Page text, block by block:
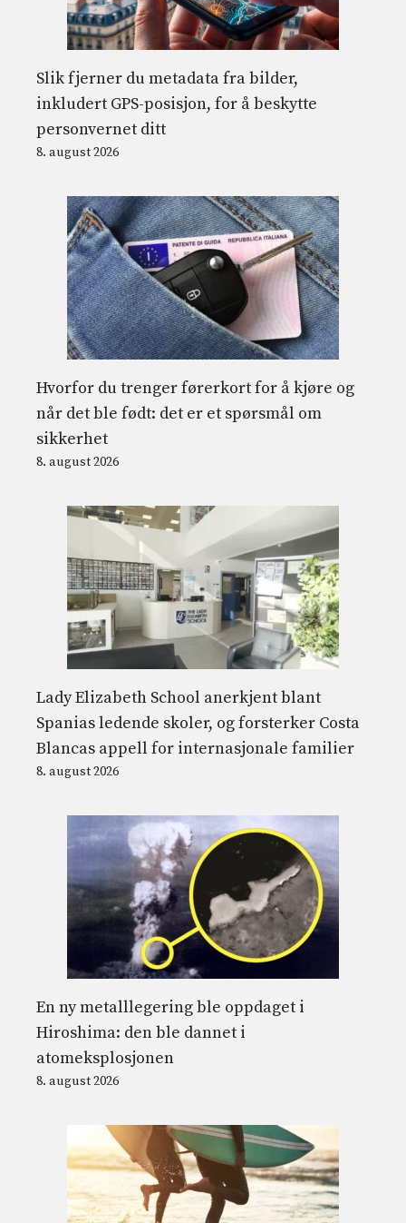
Slik fjerner du metadata fra bilder,
inkludert GPS-posisjon, for å beskytte
personvernet ditt
8. august 2026
Hvorfor du trenger førerkort for å kjøre og
når det ble født: det er et spørsmål om
sikkerhet
8. august 2026
Lady Elizabeth School anerkjent blant
Spanias ledende skoler, og forsterker Costa
Blancas appell for internasjonale familier
8. august 2026
En ny metalllegering ble oppdaget i
Hiroshima: den ble dannet i
atomeksplosjonen
8. august 2026